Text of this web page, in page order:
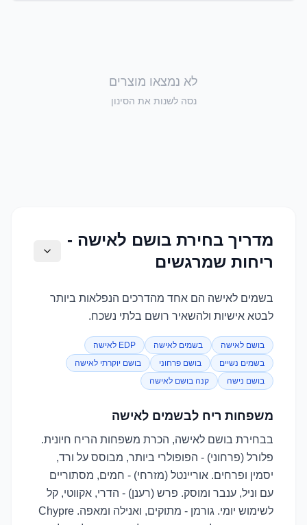
לא נמצאו מוצרים
נסה לשנות את הסינון
מדריך בחירת בושם לאישה -
ריחות שמרגשים
בשמים לאישה הם אחד מהדרכים הנפלאות ביותר
לבטא אישיות ולהשאיר רושם בלתי נשכח.
בושם לאישה בשמים לאישה
EDP לאישה
בשמים נשיים
בושם פרחוני
בושם יוקרתי לאישה
בושם נישה
קנה בושם לאישה
משפחות ריח לבשמים לאישה
בבחירת בושם לאישה, הכרת משפחות הריח חיונית.
פלורל (פרחוני) - הפופולרי ביותר, מבוסס על ורד,
יסמין ופרחים. אוריינטל (מזרחי) - חמים, מסתוריים
עם וניל, ענבר ומוסק. פרש (רענן) - הדרי, אקווטי, קל
לשימוש יומי. גורמן - מתוקים, ואנילה ומאפה. Chypre